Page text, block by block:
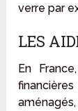
verre par
LES
En